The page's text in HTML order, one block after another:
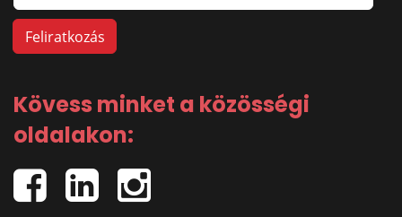
Kövess minket a közösségi
oldalakon: